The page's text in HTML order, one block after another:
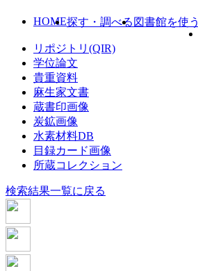
HOME探す・調べる 図書館を使う
リポジトリ(QIR)
学位論文
貴重資料
麻生家文書
蔵書印画像
炭鉱画像
水素材料DB
目録カード画像
所蔵コレクション
検索結果一覧に戻る